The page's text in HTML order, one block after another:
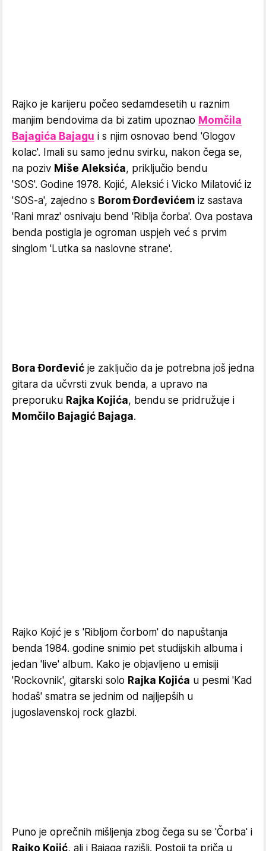
Rajko je karijeru počeo sedamdesetih u raznim
manjim bendovima da bi zatim upoznao Momčila
Bajagića Bajagu i s njim osnovao bend 'Glogov
kolac'. Imali su samo jednu svirku, nakon čega se,
na poziv Miše Aleksića, priključio bendu
'SOS'. Godine 1978. Kojić, Aleksić i Vicko Milatović iz
'SOS-a', zajedno s Borom Đorđevićem iz sastava
'Rani mraz' osnivaju bend 'Riblja čorba'. Ova postava
benda postigla je ogroman uspjeh već s prvim
singlom 'Lutka sa naslovne strane'.
Bora Đorđević je zaključio da je potrebna još jedna
gitara da učvrsti zvuk benda, a upravo na
preporuku Rajka Kojića, bendu se pridružuje i
Momčilo Bajagić Bajaga.
Rajko Kojić je s 'Ribljom čorbom' do napuštanja
benda 1984. godine snimio pet studijskih albuma i
jedan 'live' album. Kako je objavljeno u emisiji
'Rockovnik', gitarski solo Rajka Kojića u pesmi 'Kad
hodaš' smatra se jednim od najljepših u
jugoslavenskoj rock glazbi.
Puno je oprečnih mišljenja zbog čega su se 'Čorba' i
Rajko Kojić, ali i Bajaga razišli. Postoji ta priča u